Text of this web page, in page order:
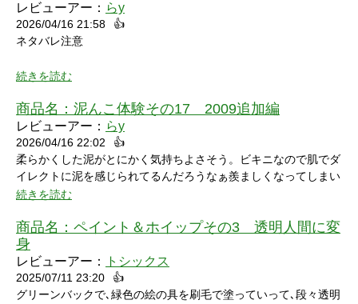
レビューアー： らy
2026/04/16 21:58
👍
ネタバレ注意
シャワーシーンで「お腹にぶつけられたら声出ちゃうだろうな」
と思っていたところにパイをちょうどぶつけられ「予想が当たっ
たw」と笑ってしまいました。リアクションもクールな見た目に
い悔しさを滲ませながら罰ゲームを受けている姿にドキドキして
しまいました。
続きを読む
商品名： 泥んこ体験その17 2009追加編
レビューアー： らy
2026/04/16 22:02
👍
柔らかくした泥がとにかく気持ちよさそう。ビキニなので肌でダ
イレクトに泥を感じられてるんだろうなぁ羨ましくなってしまい
ました。
続きを読む
商品名： ペイント＆ホイップその3 透明人間に変
身
レビューアー： トシックス
2025/07/11 23:20
👍
グリーンバックで､緑色の絵の具を刷毛で塗っていって､段々透明